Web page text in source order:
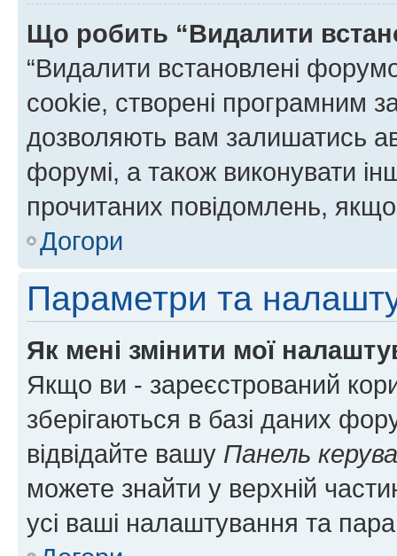
Що робить “Видалити
“Видалити встановлені
cookie, створені програмним
дозволяють вам залишатись
форумі, а також виконувати
прочитаних повідомлень,
Догори
Параметри та
Як мені змінити мої
Якщо ви - зареєстрований
зберігаються в базі даних
відвідайте вашу Панель
можете знайти у верхній
усі ваші налаштування та